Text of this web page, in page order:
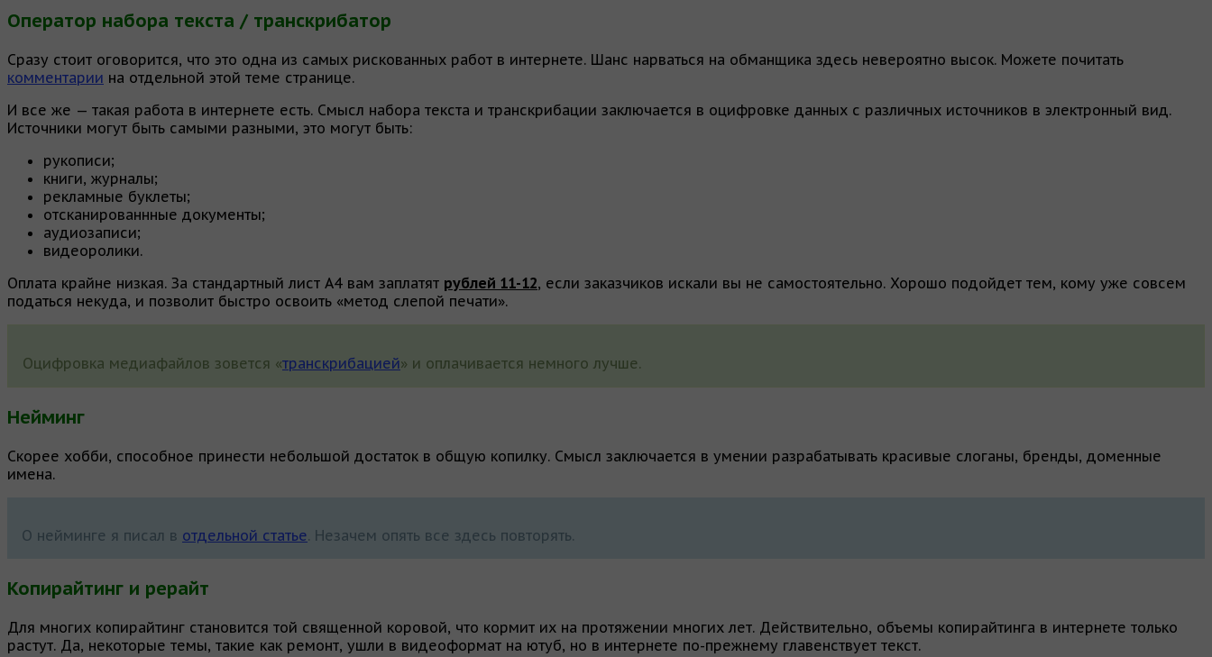
Оператор набора текста / транскрибатор
Сразу стоит оговорится, что это одна из самых рискованных работ в интернете. Шанс нарваться на обманщика здесь невероятно высок. Можете почитать
комментарии на отдельной этой теме странице.
И все же — такая работа в интернете есть. Смысл набора текста и транскрибации заключается в оцифровке данных с различных источников в электронный вид.
Источники могут быть самыми разными, это могут быть:
рукописи;
книги, журналы;
рекламные буклеты;
отсканированнные документы;
аудиозаписи;
видеоролики.
Оплата крайне низкая. За стандартный лист A4 вам заплатят рублей 11-12, если заказчиков искали вы не самостоятельно. Хорошо подойдет тем, кому уже совсем
податься некуда, и позволит быстро освоить «метод слепой печати».
Оцифровка медиафайлов зовется «транскрибацией» и оплачивается немного лучше.
Нейминг
Скорее хобби, способное принести небольшой достаток в общую копилку. Смысл заключается в умении разрабатывать красивые слоганы, бренды, доменные
имена.
О нейминге я писал в отдельной статье. Незачем опять все здесь повторять.
Копирайтинг и рерайт
Для многих копирайтинг становится той священной коровой, что кормит их на протяжении многих лет. Действительно, объемы копирайтинга в интернете только
растут. Да, некоторые темы, такие как ремонт, ушли в видеоформат на ютуб, но в интернете по-прежнему главенствует текст.